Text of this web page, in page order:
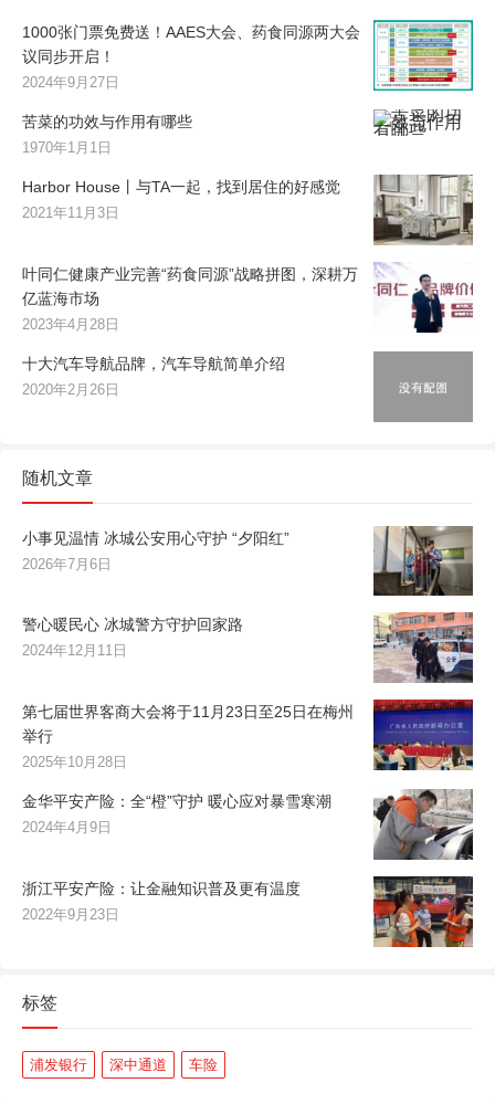
1000张门票免费送！AAES大会、药食同源两大会
议同步开启！
2024年9月27日
苦菜的功效与作用有哪些
1970年1月1日
Harbor House丨与TA一起，找到居住的好感觉
2021年11月3日
叶同仁健康产业完善“药食同源”战略拼图，深耕万
亿蓝海市场
2023年4月28日
十大汽车导航品牌，汽车导航简单介绍
2020年2月26日
随机文章
小事见温情 冰城公安用心守护 “夕阳红”
2026年7月6日
警心暖民心 冰城警方守护回家路
2024年12月11日
第七届世界客商大会将于11月23日至25日在梅州
举行
2025年10月28日
金华平安产险：全“橙”守护 暖心应对暴雪寒潮
2024年4月9日
浙江平安产险：让金融知识普及更有温度
2022年9月23日
标签
浦发银行 深中通道 车险